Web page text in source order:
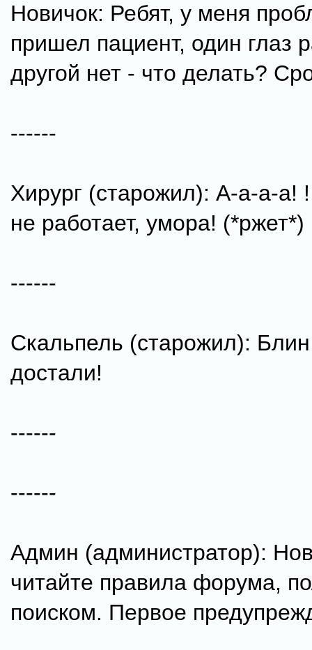
Новичок: Ребят, у меня
пришел пациент, один глаз
другой нет - что делать?
------
Хирург (старожил): А-а-а-а!
не работает, умора! (*ржет*)
------
Скальпель (старожил):
достали!
------
------
Админ (администратор):
читайте правила форума,
поиском. Первое